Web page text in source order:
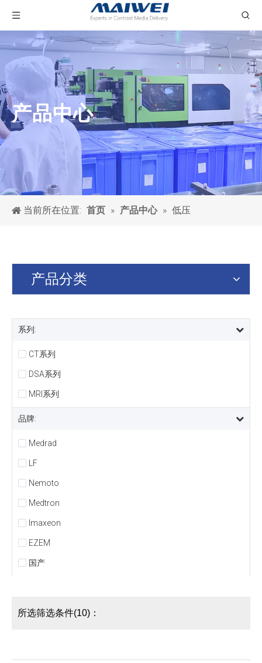
产品中心
当前所在位置: 首页 » 产品中心 » 低压
产品分类
系列:
CT系列
DSA系列
MRI系列
品牌:
Medrad
LF
Nemoto
Medtron
Imaxeon
EZEM
国产
所选筛选条件(10)：